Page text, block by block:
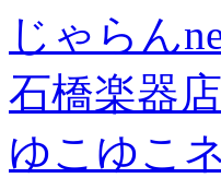
じゃらん
石橋楽器店
ゆこゆこ